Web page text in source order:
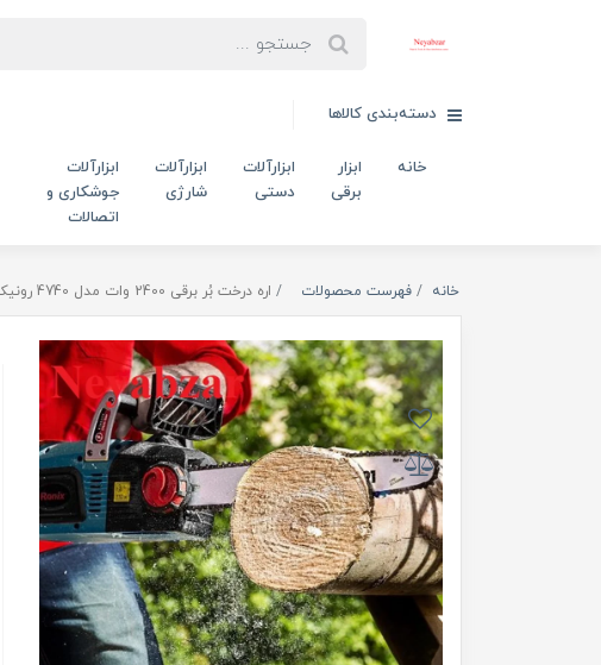
دسته‌بندی کالاها
خانه
ابزار
برقی
ابزارآلات
دستی
ابزارآلات
شارژی
ابزارآلات
جوشکاری و
اتصالات
خانه فهرست محصولات اره درخت بُر برقی 2400 وات مدل 4740 رونیکس